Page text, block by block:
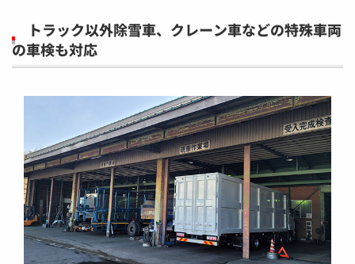
トラック以外除雪車、クレーン車などの特殊車両
の車検も対応